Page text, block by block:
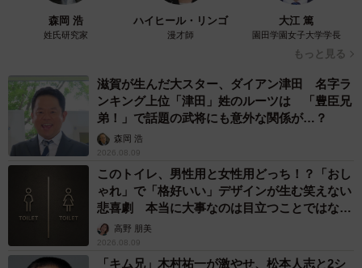
森岡 浩
姓氏研究家
ハイヒール・リンゴ
漫才師
大江 篤
園田学園女子大学学長
もっと見る
滋賀が生んだ大スター、ダイアン津田 名字ラ
ンキング上位「津田」姓のルーツは 「豊臣兄
弟！」で話題の武将にも意外な関係が…？
森岡 浩
2026.08.09
このトイレ、男性用と女性用どっち！？「おし
ゃれ」で「格好いい」デザインが生む笑えない
悲喜劇 本当に大事なのは目立つことではな
く…高野 朋美
2026.08.09
「キム兄」木村祐一が激やせ、松本人志と2シ